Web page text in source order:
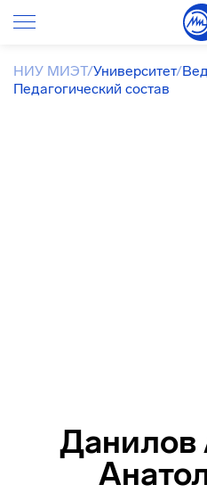
НИУ МИЭТ/Университет/
Педагогический состав
Данилов